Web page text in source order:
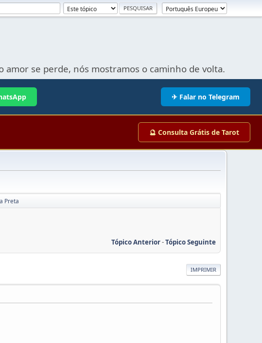
amor se perde, nós mostramos o caminho de volta.
✈ Falar no Telegram
🔮 Consulta Grátis de Tarot
Preta
Tópico Anterior-Tópico Seguinte
IMPRIMIR